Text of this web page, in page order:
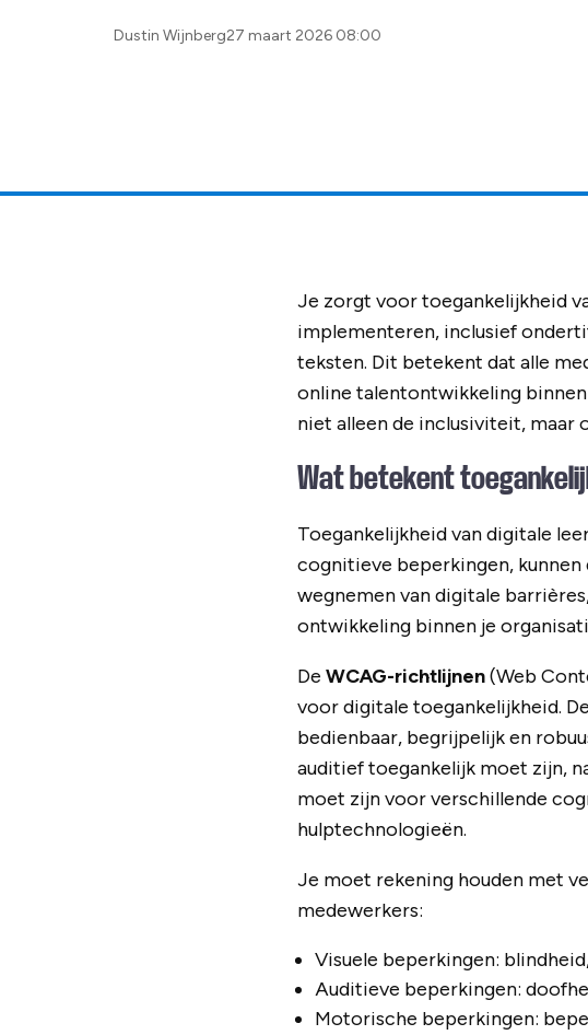
Posted
Dustin Wijnberg27 maart 2026 08:00
Je zorgt voor toegankelijkheid
implementeren, inclusief
teksten. Dit betekent dat alle
online talentontwikkeling
niet alleen de inclusiviteit, maar
Wat betekent
Toegankelijkheid van digitale
cognitieve beperkingen,
wegnemen van digitale
ontwikkeling binnen je
De WCAG-richtlijnen(Web
voor digitale toegankelijkheid.
bedienbaar, begrijpelijk en
auditief toegankelijk moet zijn,
moet zijn voor verschillende
hulptechnologieën.
Je moet rekening houden met
medewerkers:
Visuele beperkingen:
Auditieve beperkingen:
Motorische beperkingen: